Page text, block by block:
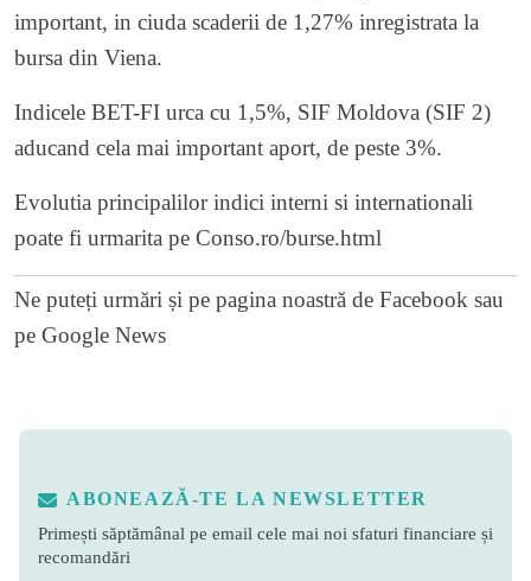
important, in ciuda scaderii de 1,27% inregistrata la
bursa din Viena.
Indicele BET-FI urca cu 1,5%, SIF Moldova (SIF 2)
aducand cela mai important aport, de peste 3%.
Evolutia principalilor indici interni si internationali
poate fi urmarita pe Conso.ro/burse.html
Ne puteți urmări și pe pagina noastră de Facebook sau
pe Google News
ABONEAZĂ-TE LA NEWSLETTER
Primești săptămânal pe email cele mai noi sfaturi financiare și
recomandări